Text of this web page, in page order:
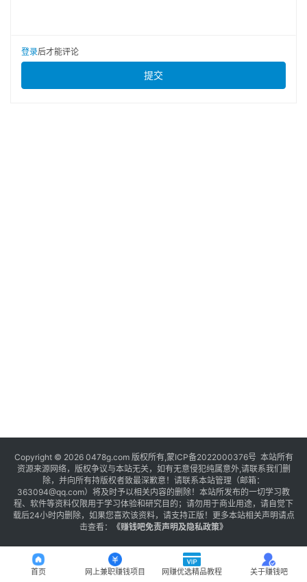
登录后才能评论
提交
Copyright © 2026 0478g.com 版权所有,蒙ICP备2022000376号 本站所有
资源来源网络，版权争议与本站无关，如有无意侵犯纯属意外,请联系我们删
除，并向所有持版权者致最深歉意！请联系本站管理（邮箱：
363094@qq.com）将及时予以相关内容的删除！本站所发布的一切学习教
程、软件等资料仅限用于学习体验和研究目的；请勿用于商业用途，请自觉下
载后24小时内删除，如果您喜欢该资料，请支持正版！更多本站相关声明请点
击查看：
《赚钱吧免责声明及隐私政策》
首页 网上兼职赚钱项目 网赚优选精品教程 关于赚钱吧